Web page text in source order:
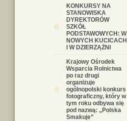
KONKURSY NA
STANOWISKA
DYREKTORÓW
SZKÓŁ
PODSTAWOWYCH: W
NOWYCH KUCICACH
I W DZIERZĄŻNI
Krajowy Ośrodek
Wsparcia Rolnictwa
po raz drugi
organizuje
ogólnopolski konkurs
fotograficzny, który w
tym roku odbywa się
pod nazwą: „Polska
Smakuje”